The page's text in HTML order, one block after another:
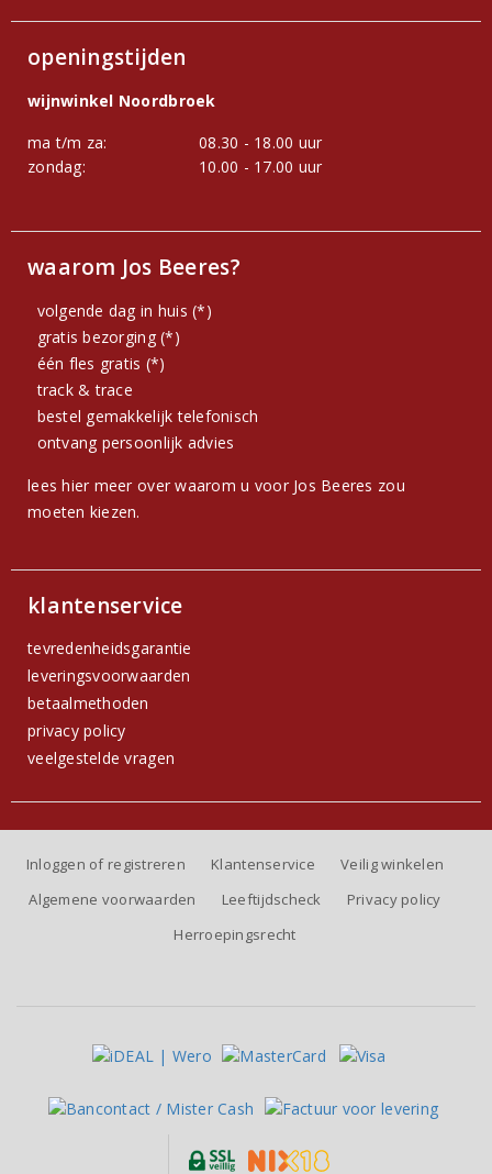
openingstijden
wijnwinkel Noordbroek
ma t/m za:
08.30 - 18.00 uur
zondag:
10.00 - 17.00 uur
waarom Jos Beeres?
volgende dag in huis (*)
gratis bezorging (*)
één fles gratis (*)
track & trace
bestel gemakkelijk telefonisch
ontvang persoonlijk advies
lees hier meer over waarom u voor Jos Beeres zou
moeten kiezen.
klantenservice
tevredenheidsgarantie
leveringsvoorwaarden
betaalmethoden
privacy policy
veelgestelde vragen
Inloggen of registreren Klantenservice
Veilig winkelen
Algemene voorwaarden
Leeftijdscheck
Privacy policy
Herroepingsrecht